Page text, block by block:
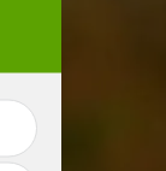
Jardinier taille